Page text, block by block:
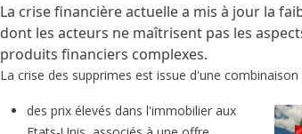
La crise financière actuelle a mis à jour la
dont les acteurs ne maîtrisent pas les
produits financiers complexes.
La crise des supprimes est issue d'une
des prix élevés dans l'immobilier aux